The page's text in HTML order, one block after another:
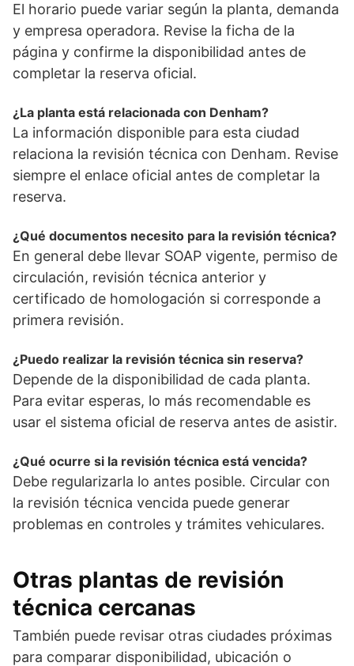
El horario puede variar según la planta, demanda
y empresa operadora. Revise la ficha de la
página y confirme la disponibilidad antes de
completar la reserva oficial.
¿La planta está relacionada con Denham?
La información disponible para esta ciudad
relaciona la revisión técnica con Denham. Revise
siempre el enlace oficial antes de completar la
reserva.
¿Qué documentos necesito para la revisión técnica?
En general debe llevar SOAP vigente, permiso de
circulación, revisión técnica anterior y
certificado de homologación si corresponde a
primera revisión.
¿Puedo realizar la revisión técnica sin reserva?
Depende de la disponibilidad de cada planta.
Para evitar esperas, lo más recomendable es
usar el sistema oficial de reserva antes de asistir.
¿Qué ocurre si la revisión técnica está vencida?
Debe regularizarla lo antes posible. Circular con
la revisión técnica vencida puede generar
problemas en controles y trámites vehiculares.
Otras plantas de revisión
técnica cercanas
También puede revisar otras ciudades próximas
para comparar disponibilidad, ubicación o